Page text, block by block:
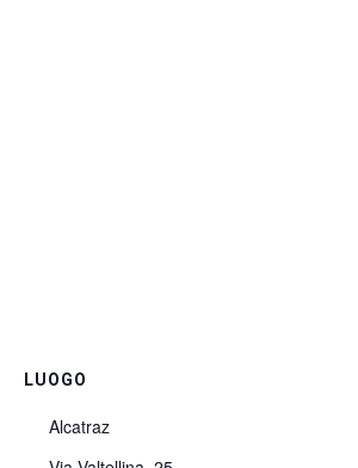
LUOGO
Alcatraz